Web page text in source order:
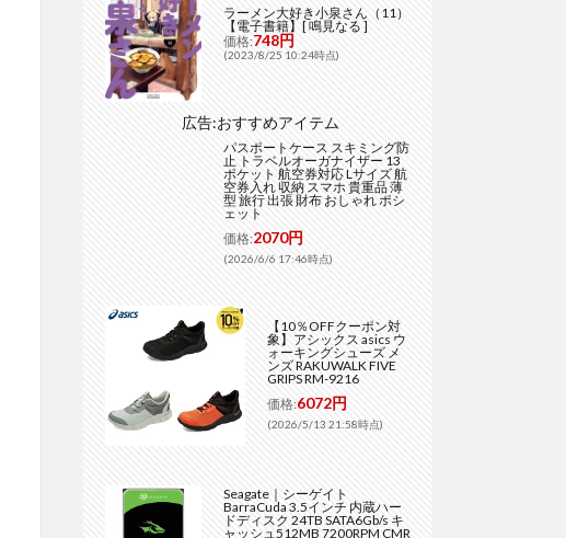
ラーメン大好き小泉さん（11）
【電子書籍】[ 鳴見なる ]
価格:748円
(2023/8/25 10:24時点)
広告:おすすめアイテム
パスポートケース スキミング防
止 トラベルオーガナイザー 13
ポケット 航空券対応 Lサイズ 航
空券入れ 収納 スマホ 貴重品 薄
型 旅行 出張 財布 おしゃれ ポシ
ェット
価格:2070円
(2026/6/6 17:46時点)
【10％OFFクーポン対
象】アシックス asics ウ
ォーキングシューズ メ
ンズ RAKUWALK FIVE
GRIPS RM-9216
価格:6072円
(2026/5/13 21:58時点)
Seagate｜シーゲイト
BarraCuda 3.5インチ 内蔵ハー
ドディスク 24TB SATA6Gb/s キ
ャッシュ512MB 7200RPM CMR